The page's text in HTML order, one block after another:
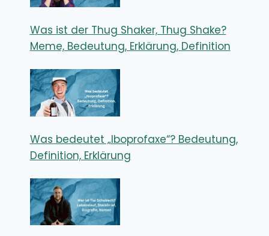
Was ist der Thug Shaker, Thug Shake?
Meme, Bedeutung, Erklärung, Definition
Was bedeutet „Iboprofaxe“? Bedeutung,
Definition, Erklärung